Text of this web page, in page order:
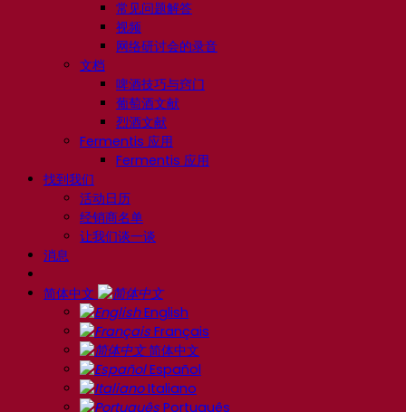
常见问题解答
视频
网络研讨会的录音
文档
啤酒技巧与窍门
葡萄酒文献
烈酒文献
Fermentis 应用
Fermentis 应用
找到我们
活动日历
经销商名单
让我们谈一谈
消息
简体中文
English
Français
简体中文
Español
Italiano
Português